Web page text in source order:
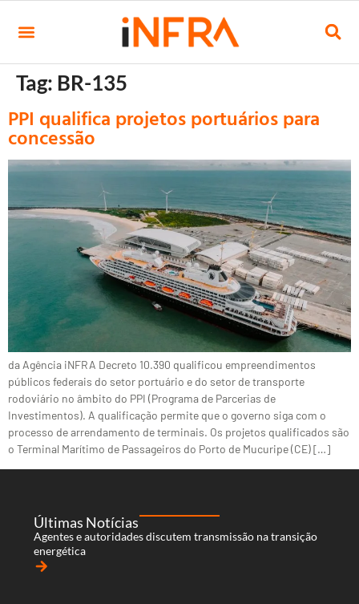
Tag: BR-135
PPI qualifica projetos portuários para
concessão
da Agência iNFRA Decreto 10.390 qualificou empreendimentos
públicos federais do setor portuário e do setor de transporte
rodoviário no âmbito do PPI (Programa de Parcerias de
Investimentos). A qualificação permite que o governo siga com o
processo de arrendamento de terminais. Os projetos qualificados são
o Terminal Marítimo de Passageiros do Porto de Mucuripe (CE) […]
Últimas Notícias
Agentes e autoridades discutem transmissão na transição
energética
arrow_forward